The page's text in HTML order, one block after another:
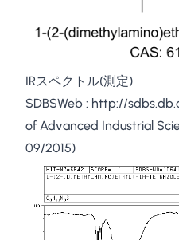
IRスペクトル(測定)
SDBSWeb : http://
of Advanced Industrial
09/2015)